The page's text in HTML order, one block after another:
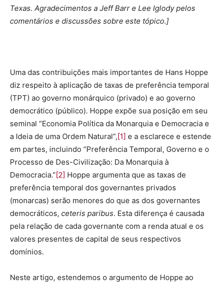
Texas. Agradecimentos a Jeff Barr e Lee Iglody pelos
comentários e discussões sobre este tópico.]
Uma das contribuições mais importantes de Hans Hoppe
diz respeito à aplicação de taxas de preferência temporal
(TPT) ao governo monárquico (privado) e ao governo
democrático (público). Hoppe expõe sua posição em seu
seminal “Economia Política da Monarquia e Democracia e
a Ideia de uma Ordem Natural”, [1] e a esclarece e estende
em partes, incluindo “Preferência Temporal, Governo e o
Processo de Des-Civilização: Da Monarquia à
Democracia.” [2] Hoppe argumenta que as taxas de
preferência temporal dos governantes privados
(monarcas) serão menores do que as dos governantes
democráticos, ceteris paribus. Esta diferença é causada
pela relação de cada governante com a renda atual e os
valores presentes de capital de seus respectivos
domínios.
Neste artigo, estendemos o argumento de Hoppe ao